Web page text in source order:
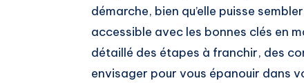
démarche, bien qu’elle puisse
accessible avec les bonnes clés en
détaillé des étapes à franchir, des
envisager pour vous épanouir dans